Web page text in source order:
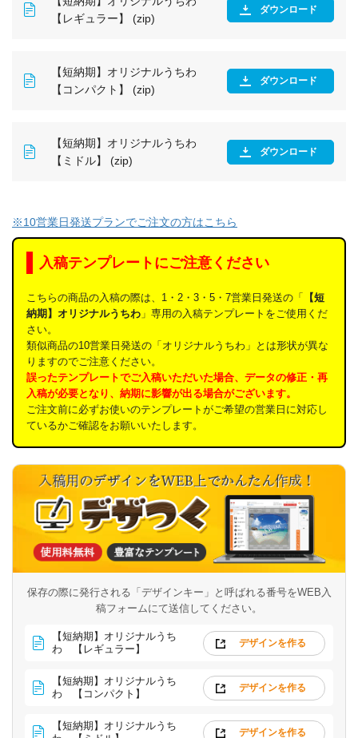
【レギュラー】 (zip)
ダウンロード
【短納期】オリジナルうちわ
【コンパクト】 (zip)
ダウンロード
【短納期】オリジナルうちわ
【ミドル】 (zip)
ダウンロード
※10営業日発送プランでご注文の方はこちら
入稿テンプレートにご注意ください
こちらの商品の入稿の際は、1・2・3・5・7営業日発送の「
【短
納期】オリジナルうちわ 」専用の入稿テンプレートをご使用くだ
さい。
類似商品の10営業日発送の「オリジナルうちわ」とは形状が異な
りますのでご注意ください。
誤ったテンプレートでご入稿いただいた場合、データの修正・再
入稿が必要となり、納期に影響が出る場合がございます。
ご注文前に必ずお使いのテンプレートがご希望の営業日に対応し
ているかご確認をお願いいたします。
保存の際に発行される「デザインキー」と呼ばれる番号をWEB入
稿フォームにて送信してください。
【短納期】オリジナルうち
わ 【レギュラー】
デザインを作る
【短納期】オリジナルうち
わ 【コンパクト】
デザインを作る
【短納期】オリジナルうち
デザインを作る